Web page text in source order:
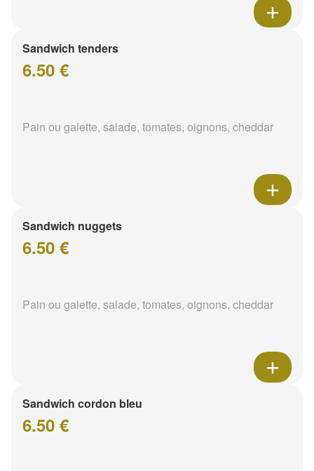
Sandwich tenders
6.50 €
Pain ou galette, salade, tomates, oignons, cheddar
Sandwich nuggets
6.50 €
Pain ou galette, salade, tomates, oignons, cheddar
Sandwich cordon bleu
6.50 €